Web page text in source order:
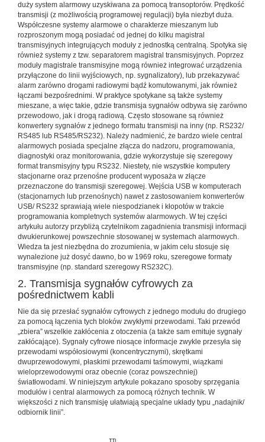
duży system alarmowy uzyskiwana za pomocą transoptorów. Prędkość
transmisji (z możliwością programowej regulacji) była niezbyt duża.
Współczesne systemy alarmowe o charakterze mieszanym lub
rozproszonym mogą posiadać od jednej do kilku magistral
transmisyjnych integrujących moduły z jednostką centralną. Spotyka się
również systemy z tzw. separatorem magistral transmisyjnych. Poprzez
moduły magistrale transmisyjne mogą również integrować urządzenia
przyłączone do linii wyjściowych, np. sygnalizatory), lub przekazywać
alarm zarówno drogami radiowymi bądź komutowanymi, jak również
łączami bezpośrednimi. W praktyce spotykane są także systemy
mieszane, a więc takie, gdzie transmisja sygnałów odbywa się zarówno
przewodowo, jak i drogą radiową. Często stosowane są również
konwertery sygnałów z jednego formatu transmisji na inny (np. RS232/
RS485 lub RS485/RS232). Należy nadmienić, że bardzo wiele central
alarmowych posiada specjalne złącza do nadzoru, programowania,
diagnostyki oraz monitorowania, gdzie wykorzystuje się szeregowy
format transmisyjny typu RS232. Niestety, nie wszystkie komputery
stacjonarne oraz przenośne producent wyposaża w złącze
przeznaczone do transmisji szeregowej. Wejścia USB w komputerach
(stacjonarnych lub przenośnych) nawet z zastosowaniem konwerterów
USB/ RS232 sprawiają wiele niespodzianek i kłopotów w trakcie
programowania kompletnych systemów alarmowych. W tej części
artykułu autorzy przybliżą czytelnikom zagadnienia transmisji informacji
dwukierunkowej powszechnie stosowanej w systemach alarmowych.
Wiedza ta jest niezbędna do zrozumienia, w jakim celu stosuje się
wynalezione już dosyć dawno, bo w 1969 roku, szeregowe formaty
transmisyjne (np. standard szeregowy RS232C).
2. Transmisja sygnałów cyfrowych za
pośrednictwem kabli
Nie da się przesłać sygnałów cyfrowych z jednego modułu do drugiego
za pomocą łączenia tych bloków zwykłymi przewodami. Taki przewód
„zbiera” wszelkie zakłócenia z otoczenia (a także sam emituje sygnały
zakłócające). Sygnały cyfrowe niosące informacje zwykle przesyła się
przewodami współosiowymi (koncentrycznymi), skrętkami
dwuprzewodowymi, płaskimi przewodami taśmowymi, wiązkami
wieloprzewodowymi oraz obecnie (coraz powszechniej)
światłowodami. W niniejszym artykule pokazano sposoby sprzęgania
modułów i central alarmowych za pomocą różnych technik. W
większości z nich transmisję ułatwiają specjalne układy typu „nadajnik/
odbiornik linii”.